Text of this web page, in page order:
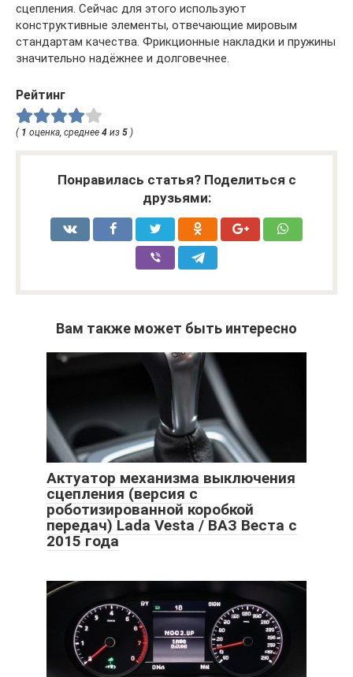
сцепления. Сейчас для этого используют
конструктивные элементы, отвечающие мировым
стандартам качества. Фрикционные накладки и пружины
значительно надёжнее и долговечнее.
Рейтинг
( 1 оценка, среднее 4 из 5 )
Понравилась статья? Поделиться с
друзьями:
Вам также может быть интересно
Актуатор механизма выключения
сцепления (версия с
роботизированной коробкой
передач) Lada Vesta / ВАЗ Веста с
2015 года